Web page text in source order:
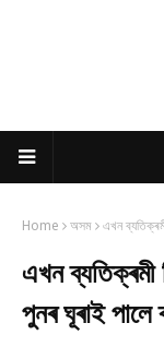
Home অসম এখন
এখন ব্যতিক্ৰমী
পুনৰ ঘূৰাই পালে